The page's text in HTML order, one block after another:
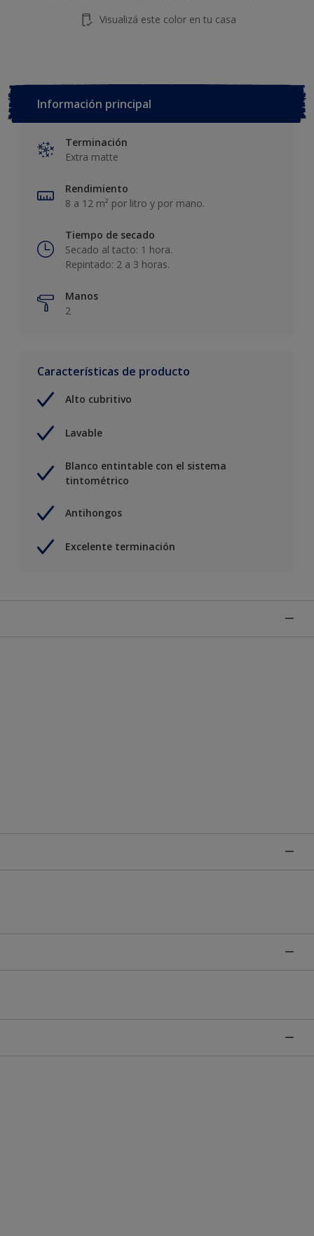
Visualizá este color en tu casa
Información principal
Terminación
Extra matte
Rendimiento
8 a 12 m² por litro y por mano.
Tiempo de secado
Secado al tacto: 1 hora.
Repintado: 2 a 3 horas.
Manos
2
Características de producto
Alto cubritivo
Lavable
Blanco entintable con el sistema
tintométrico
Antihongos
Excelente terminación